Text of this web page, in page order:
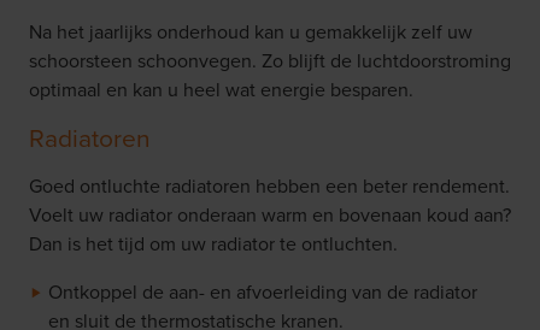
Na het jaarlijks onderhoud kan u gemakkelijk zelf uw
schoorsteen schoonvegen. Zo blijft de luchtdoorstroming
optimaal en kan u heel wat energie besparen.
Radiatoren
Goed ontluchte radiatoren hebben een beter rendement.
Voelt uw radiator onderaan warm en bovenaan koud aan?
Dan is het tijd om uw radiator te ontluchten.
Ontkoppel de aan- en afvoerleiding van de radiator
en sluit de thermostatische kranen.